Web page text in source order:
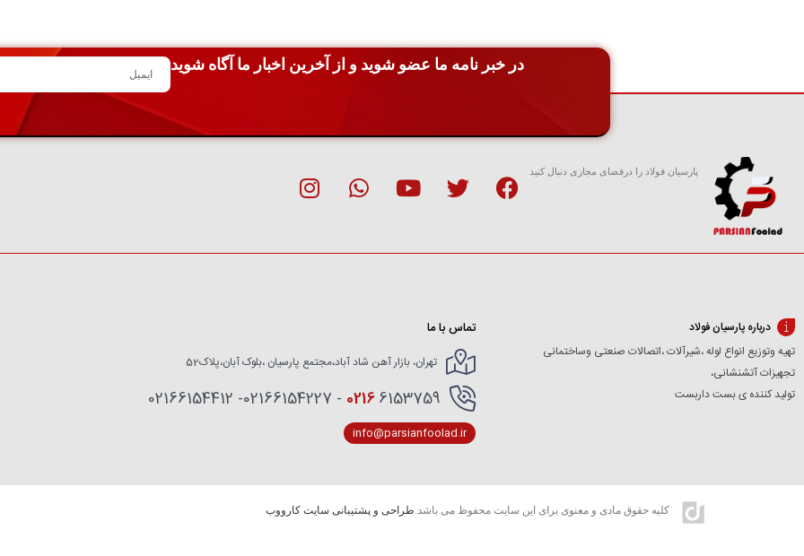
در خبر نامه ما عضو شوید و از آخرین اخبار ما آگاه شوید
پارسیان فولاد را درفضای مجازی دنبال کنید
درباره پارسیان فولاد
تهیه وتوزیع انواع لوله ،شیرآلات ،اتصالات صنعتی وساختمانی
تجهیزات آتشنشانی،
تولید کننده ی بست داربست
تماس با ما
تهران، بازار آهن شاد آباد،مجتمع پارسیان ،بلوک آبان،پلاک52
02166153759 - 02166154227- 02166154412
info@parsianfoolad.ir
کلیه حقوق مادی و معنوی برای این سایت محفوظ می باشد.طراحی و پشتیبانی سایت کارووب